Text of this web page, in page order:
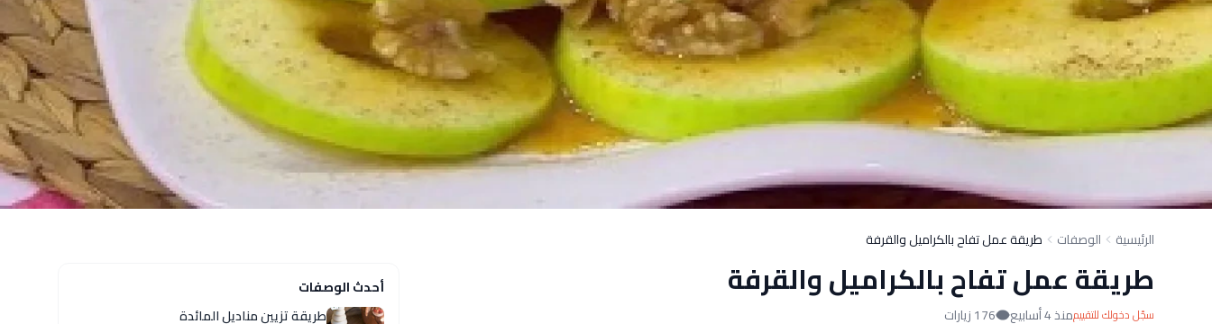
الرئيسية الوصفات طريقة عمل تفاح بالكراميل والقرفة
طريقة عمل تفاح بالكراميل والقرفة
سجّل دخولك للتقييممنذ 4 أسابيع 176 زيارات
أحدث الوصفات
طريقة تزيين مناديل المائدة